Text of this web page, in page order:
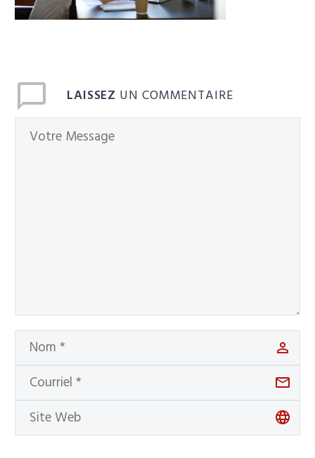
Français
LAISSEZ UN COMMENTAIRE